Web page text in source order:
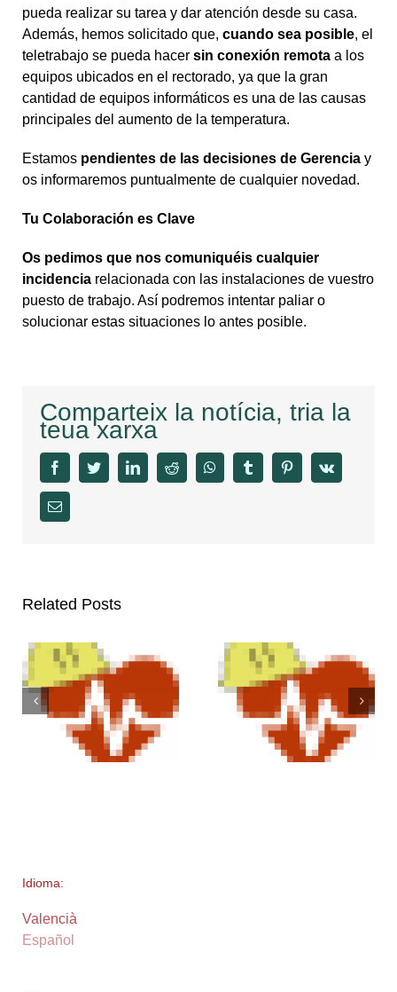
pueda realizar su tarea y dar atención desde su casa.
Además, hemos solicitado que, cuando sea posible, el
teletrabajo se pueda hacer sin conexión remota a los
equipos ubicados en el rectorado, ya que la gran
cantidad de equipos informáticos es una de las causas
principales del aumento de la temperatura.
Estamos pendientes de las decisiones de Gerencia y
os informaremos puntualmente de cualquier novedad.
Tu Colaboración es Clave
Os pedimos que nos comuniquéis cualquier
incidencia relacionada con las instalaciones de vuestro
puesto de trabajo. Así podremos intentar paliar o
solucionar estas situaciones lo antes posible.
Comparteix la notícia, tria la
teua xarxa
facebooktwitter linkedinreddit whatsapptumblr pinterestvk
Email
Related Posts
Idioma:
Valencià
Español